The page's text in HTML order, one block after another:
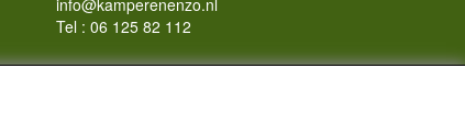
Tel : 06 125 82 112
Handelend onder